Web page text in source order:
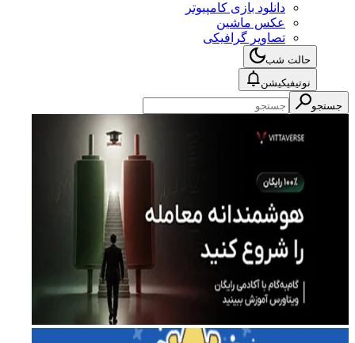
دانلود بازی کامپیوتر
عکس ماشین
تصاویر گرافیکی
حالت شب
نوتیفیکیشن
جستجو